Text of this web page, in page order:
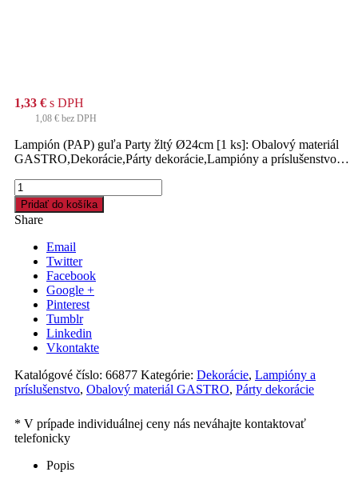
1,33 € s DPH
1,08 € bez DPH
Lampión (PAP) guľa Party žltý Ø24cm [1 ks]: Obalový materiál
GASTRO,Dekorácie,Párty dekorácie,Lampióny a príslušenstvo…
množstvo
Lampión
(PAP)
guľa
Party
Ø24cm
Pridať do košíka
Share
Email
Twitter
Facebook
Google +
Pinterest
Tumblr
Linkedin
Vkontakte
Katalógové číslo: 66877 Kategórie: Dekorácie, Lampióny a
príslušenstvo, Obalový materiál GASTRO, Párty dekorácie
Popis